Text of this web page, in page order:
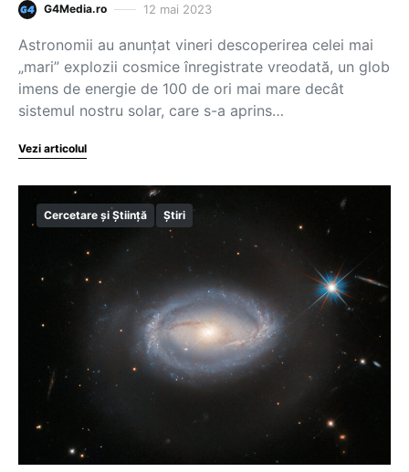
G4Media.ro 12 mai 2023
Astronomii au anunțat vineri descoperirea celei mai
„mari” explozii cosmice înregistrate vreodată, un glob
imens de energie de 100 de ori mai mare decât
sistemul nostru solar, care s-a aprins…
Vezi articolul
Cercetare și Știință Știri